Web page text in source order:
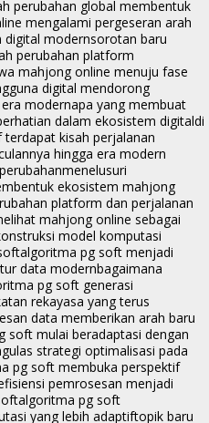
perubahan global membentuk
mengalami pergeseran arah
digital modernsorotan baru
perubahan platform
mahjong online menuju fase
digital mendorong
modernapa yang membuat
dalam ekosistem digitaldi
kisah perjalanan
hingga era modern
menelusuri
ekosistem mahjong
platform dan perjalanan
mahjong online sebagai
model komputasi
algoritma pg soft menjadi
data modernbagaimana
pg soft generasi
rekayasa yang terus
data memberikan arah baru
soft mulai beradaptasi dengan
strategi optimalisasi pada
pg soft membuka perspektif
pemrosesan menjadi
algoritma pg soft
yang lebih adaptiftopik baru